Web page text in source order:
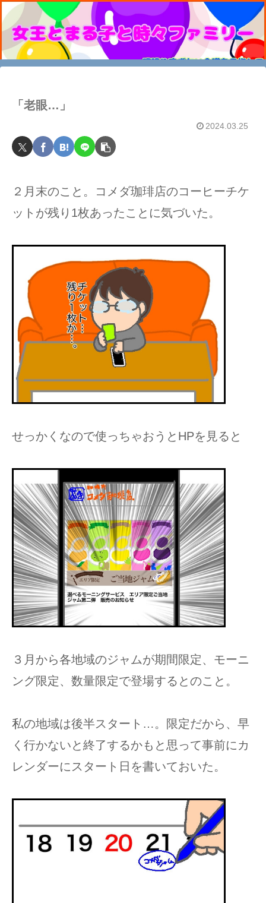
「老眼…」
2024.03.25
２月末のこと。コメダ珈琲店のコーヒーチケ
ットが残り1枚あったことに気づいた。
せっかくなので使っちゃおうとHPを見ると
３月から各地域のジャムが期間限定、モーニ
ング限定、数量限定で登場するとのこと。
私の地域は後半スタート…。限定だから、早
く行かないと終了するかもと思って事前にカ
レンダーにスタート日を書いておいた。